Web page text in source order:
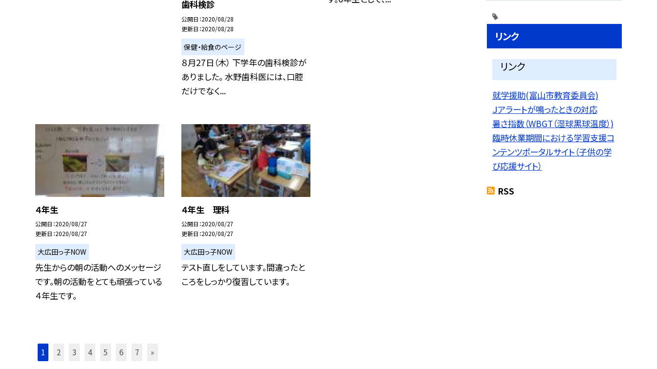
歯科検診
公開日 2020/08/28
更新日 2020/08/28
保健・給食のページ
８月27日（木） 下学年の歯科検診が
ありました。 水野歯科医には、口腔
だけでなく...
４年生
公開日 2020/08/27
更新日 2020/08/27
大広田っ子NOW
先生からの朝の活動へのメッセージ
です。朝の活動をとても頑張っている
４年生です。
４年生 理科
公開日 2020/08/27
更新日 2020/08/27
大広田っ子NOW
テスト直しをしています。間違ったと
ころをしっかり復習しています。
1 2 3 4 5 6 7 »
リンク
リンク
就学援助(富山市教育委員会)
Ｊアラートが鳴ったときの対応
暑さ指数（WBGT（湿球黒球温度）)
臨時休業期間における学習支援コ
ンテンツポータルサイト（子供の学
び応援サイト）
RSS